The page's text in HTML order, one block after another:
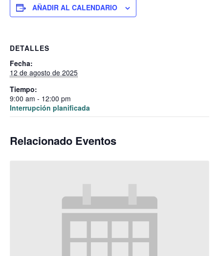
AÑADIR AL CALENDARIO
DETALLES
Fecha:
12 de agosto de 2025
Tiempo:
9:00 am - 12:00 pm
Interrupción planificada
Relacionado Eventos